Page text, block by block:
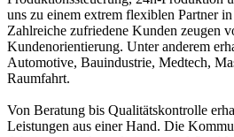
uns zu einem extrem flexiblen Partner
Zahlreiche zufriedene Kunden zeugen
Kundenorientierung. Unter anderem
Automotive, Bauindustrie, Medtech,
Raumfahrt.
Von Beratung bis Qualitätskontrolle
Leistungen aus einer Hand. Die